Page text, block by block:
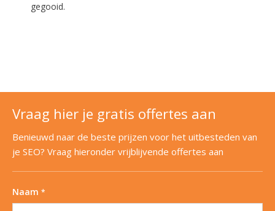
gegooid.
Vraag hier je gratis offertes aan
Benieuwd naar de beste prijzen voor het uitbesteden van
je SEO? Vraag hieronder vrijblijvende offertes aan
Naam *